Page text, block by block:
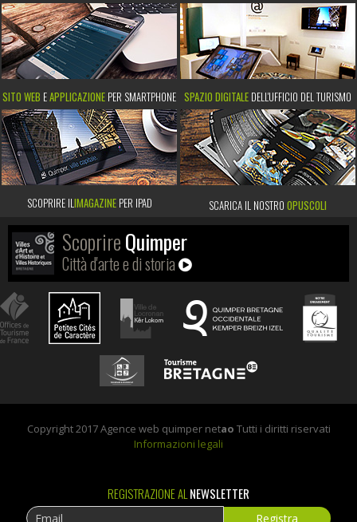
SITO WEB EAPPLICAZIONE PER SMARTPHONE SPAZIO DIGITALE DELL'UFFICIO DEL TURISMO
SCOPRIRE ILIMAGAZINEPER IPAD SCARICA IL NOSTRO OPUSCOLI
ScoprireQuimper
Città d'arte e di storia
Copyright 2017 Agence web quimper netao Tutti i diritti riservati
Informazioni legali
REGISTRAZIONE AL NEWSLETTER